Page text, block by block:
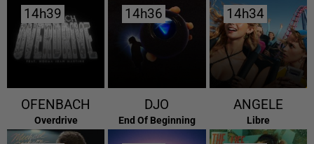
14h39
14h39
OFENBACH
Overdrive
14h36
14h36
DJO
End Of Beginning
14h34
14h34
ANGELE
Libre